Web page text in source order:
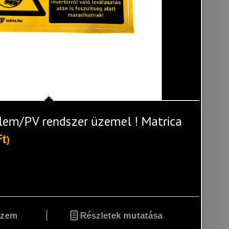
PV rendszer üzemel ! Matrica
)
Részletek mutatása